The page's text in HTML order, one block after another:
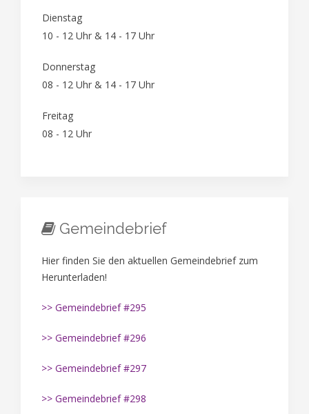
Dienstag
10 - 12 Uhr & 14 - 17 Uhr
Donnerstag
08 - 12 Uhr & 14 - 17 Uhr
Freitag
08 - 12 Uhr
Gemeindebrief
Hier finden Sie den aktuellen Gemeindebrief zum
Herunterladen!
>> Gemeindebrief #295
>> Gemeindebrief #296
>> Gemeindebrief #297
>> Gemeindebrief #298